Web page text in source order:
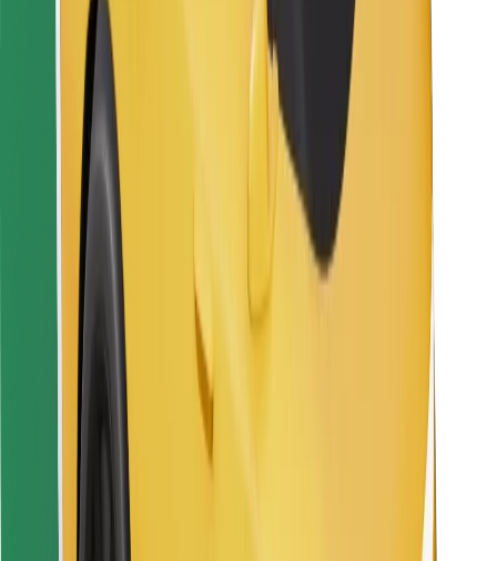
Paslaugų teikėjai
Sąlygos
Slapukai
Saugumas
Automobilis atvyks per kelias minutes!
Atsisiųsti programėlę „Bolt“
Raskite savo mėgstamą maistą!
Atsisiųsti programėlę „Bolt Food“